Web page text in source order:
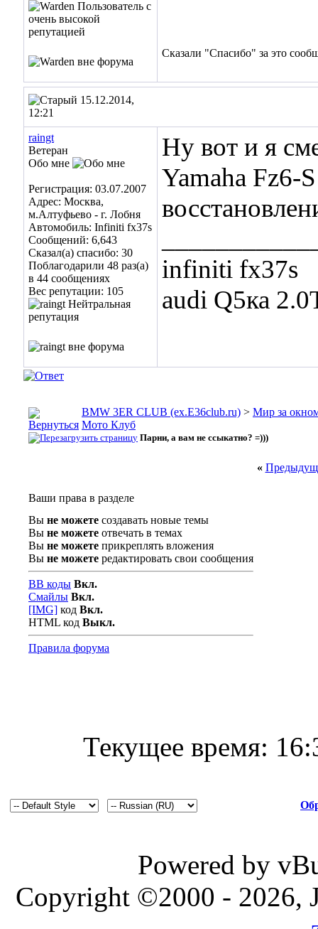
Сказали "Спасибо" за это
15.12.2014,
12:21
raingt
Ветеран
Обо мне
Регистрация: 03.07.2007
Адрес: Москва,
м.Алтуфьево - г. Лобня
Автомобиль: Infiniti fx37s
Сообщений: 6,643
Сказал(а) спасибо: 30
Поблагодарили 48 раз(а)
в 44 сообщениях
Вес репутации: 105
Ну вот и я
Yamaha Fz6-
infiniti fx37s
audi Q5ка
BMW 3ER CLUB (ex.E36club.ru) > Мир за
Мото Клуб
Парни, а вам не ссыкатно? =)))
«
Ваши права в разделе
Вы не можете создавать новые темы
Вы не можете отвечать в темах
Вы не можете прикреплять вложения
Вы не можете редактировать свои сообщения
BB коды Вкл.
Смайлы Вкл.
[IMG] код Вкл.
HTML код Выкл.
Правила форума
Текущее время:
Powered by
Copyright ©2000 - 2026,